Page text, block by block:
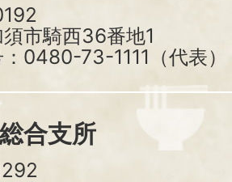
市騎西36番地1
0480-73-1111（代表）
合支所